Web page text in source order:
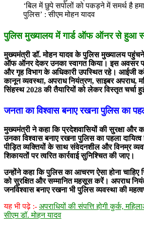
‘बिल में छुपे सपोलों को पकड़ने में समर्थ है
पुलिस’ : सीएम मोहन यादव
पुलिस मुख्यालय में गार्ड ऑफ ऑनर से हुआ
मुख्यमंत्री डॉ. मोहन यादव के पुलिस मुख्यालय पहुंचने
ऑफ ऑनर देकर उनका स्वागत किया। इस अवसर पर
और गृह विभाग के अधिकारी उपस्थित रहे। आईजी
कानून व्यवस्था, अपराध नियंत्रण, साइबर अपराध,
सिंहस्थ 2028 की तैयारियों को लेकर विस्तृत चर्चा
जनता का विश्वास बनाए रखना पुलिस का
मुख्यमंत्री ने कहा कि प्रदेशवासियों की सुरक्षा और
उनका विश्वास बनाए रखना पुलिस का पहला दायित्व
पीड़ित व्यक्तियों के साथ संवेदनशील और विनम्र
शिकायतों पर त्वरित कार्रवाई सुनिश्चित की जाए।
उन्होंने कहा कि पुलिस का आचरण ऐसा होना
को सुरक्षित और सम्मानित महसूस करें। अपराध
जनविश्वास बनाए रखना भी पुलिस व्यवस्था की
यह भी पढ़े :- अपराधियों की संपत्ति होगी कुर्क,
सीएम डॉ. मोहन यादव